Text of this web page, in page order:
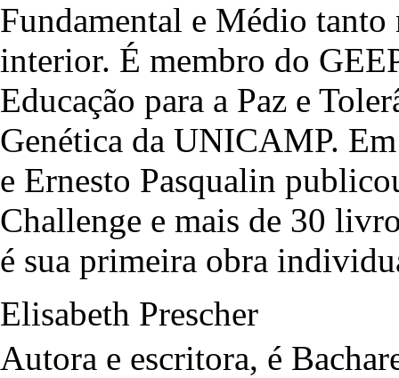
Fundamental e Médio
interior. É membro do
Educação para a Paz e
Genética da UNICAMP.
e Ernesto Pasqualin
Challenge e mais de 30
é sua primeira obra
Elisabeth Prescher
Autora e escritora, é